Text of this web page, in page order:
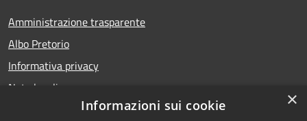
Amministrazione trasparente
Albo Pretorio
Informativa privacy
Note legali
Dichiarazione di accessibilità
×
Informazioni sui cookie